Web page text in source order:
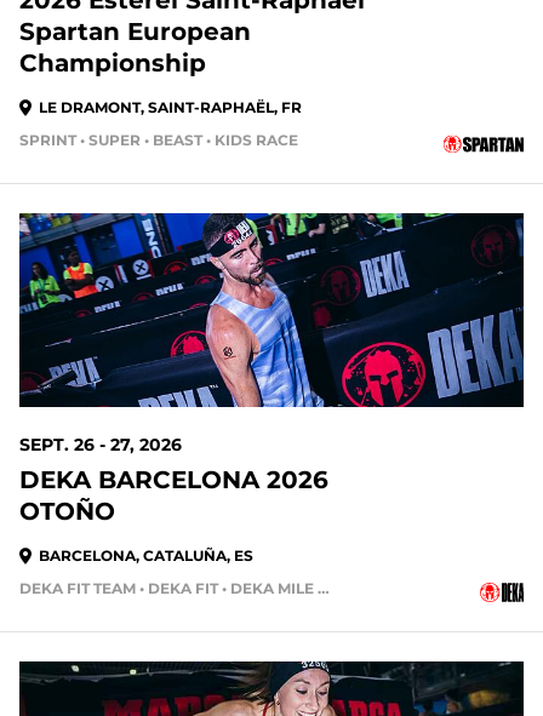
Spartan European
Championship
LE DRAMONT, SAINT-RAPHAËL, FR
SPRINT • SUPER • BEAST • KIDS RACE
SEPT. 26 - 27, 2026
DEKA BARCELONA 2026
OTOÑO
BARCELONA, CATALUÑA, ES
DEKA FIT TEAM • DEKA FIT • DEKA MILE TEAM